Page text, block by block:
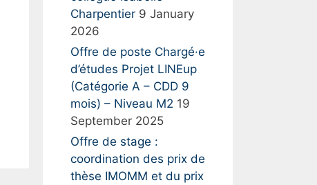
Charpentier 9 January
2026
Offre de poste Chargé·e
d’études Projet LINEup
(Catégorie A – CDD 9
mois) – Niveau M2 19
September 2025
Offre de stage :
coordination des prix de
thèse IMOMM et du prix